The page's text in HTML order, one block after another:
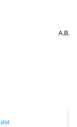
района А.В.